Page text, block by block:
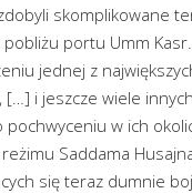
skomplikowane
pobliżu portu Umm
jednej z
[…] i jeszcze wiele
pochwyceniu w ich
Saddama
się teraz dumnie